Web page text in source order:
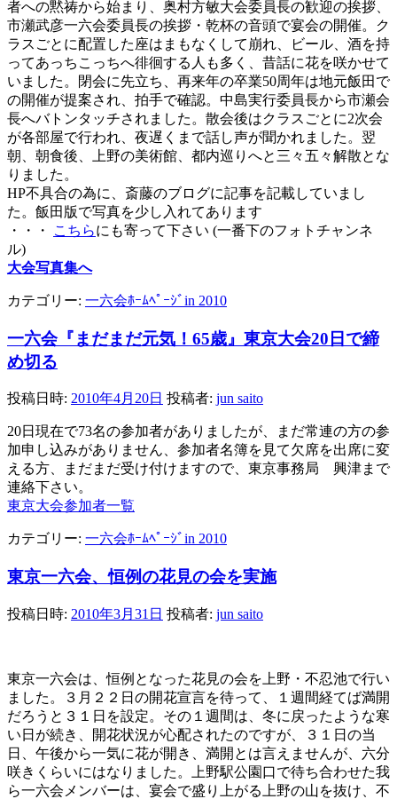
者への黙祷から始まり、奥村方敏大会委員長の歓迎の挨拶、
市瀬武彦一六会委員長の挨拶・乾杯の音頭で宴会の開催。ク
ラスごとに配置した座はまもなくして崩れ、ビール、酒を持
ってあっちこっちへ徘徊する人も多く、昔話に花を咲かせて
いました。閉会に先立ち、再来年の卒業50周年は地元飯田で
の開催が提案され、拍手で確認。中島実行委員長から市瀬会
長へバトンタッチされました。散会後はクラスごとに2次会
が各部屋で行われ、夜遅くまで話し声が聞かれました。翌
朝、朝食後、上野の美術館、都内巡りへと三々五々解散とな
りました。
HP不具合の為に、斎藤のブログに記事を記載していまし
た。飯田版で写真を少し入れてあります
・・・
こちらにも寄って下さい (一番下のフォトチャンネ
ル)
大会写真集へ
カテゴリー: 一六会ﾎｰﾑﾍﾟｰｼﾞin 2010
一六会『まだまだ元気！65歳』東京大会20日で締
め切る
投稿日時: 2010年4月20日 投稿者: jun saito
20日現在で73名の参加者がありましたが、まだ常連の方の参
加申し込みがありません、参加者名簿を見て欠席を出席に変
える方、まだまだ受け付けますので、東京事務局 興津まで
連絡下さい。
東京大会参加者一覧
カテゴリー: 一六会ﾎｰﾑﾍﾟｰｼﾞin 2010
東京一六会、恒例の花見の会を実施
投稿日時: 2010年3月31日 投稿者: jun saito
東京一六会は、恒例となった花見の会を上野・不忍池で行い
ました。３月２２日の開花宣言を待って、１週間経てば満開
だろうと３１日を設定。その１週間は、冬に戻ったような寒
い日が続き、開花状況が心配されたのですが、３１日の当
日、午後から一気に花が開き、満開とは言えませんが、六分
咲きくらいにはなりました。上野駅公園口で待ち合わせた我
ら一六会メンバーは、宴会で盛り上がる上野の山を抜け、不